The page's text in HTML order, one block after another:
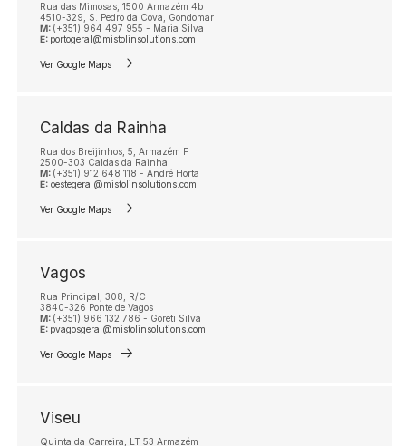
Rua das Mimosas, 1500 Armazém 4b
4510-329, S. Pedro da Cova, Gondomar
M: (+351) 964 497 955 - Maria Silva
E: portogeral@mistolinsolutions.com
Ver Google Maps
Caldas da Rainha
Rua dos Breijinhos, 5, Armazém F
2500-303 Caldas da Rainha
M: (+351) 912 648 118 - André Horta
E: oestegeral@mistolinsolutions.com
Ver Google Maps
Vagos
Rua Principal, 308, R/C
3840-326 Ponte de Vagos
M: (+351) 966 132 786 - Goreti Silva
E: pvagosgeral@mistolinsolutions.com
Ver Google Maps
Viseu
Quinta da Carreira, LT 53 Armazém